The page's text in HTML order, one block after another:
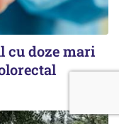
cu doze mari